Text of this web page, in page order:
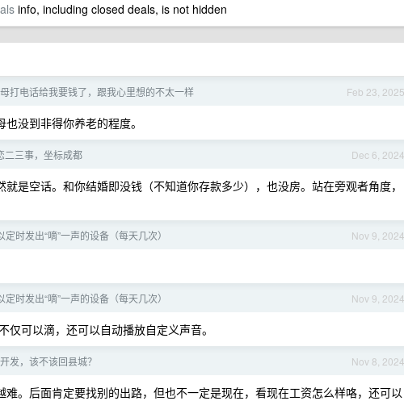
info, including closed deals, is not hidden
Feb 23, 2025
打电话给我要钱了，跟我心里想的不太一样
没到非得你养老的程度。
Dec 6, 2024
二三事，坐标成都
是空话。和你结婚即没钱（不知道你存款多少），也没房。站在旁观者角度，
Nov 9, 2024
定时发出“嘀”一声的设备（每天几次）
Nov 9, 2024
定时发出“嘀”一声的设备（每天几次）
可以滴，还可以自动播放自定义声音。
Nov 8, 2024
发，该不该回县城？
。后面肯定要找别的出路，但也不一定是现在，看现在工资怎么样咯，还可以